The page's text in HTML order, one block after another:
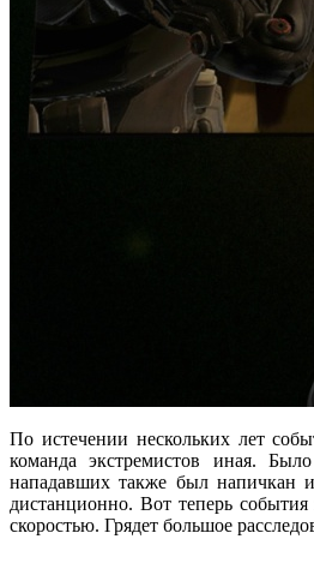
По истечении нескольких лет
команда экстремистов иная.
нападавших также был напичкан
дистанционно. Вот теперь события
скоростью. Грядет большое